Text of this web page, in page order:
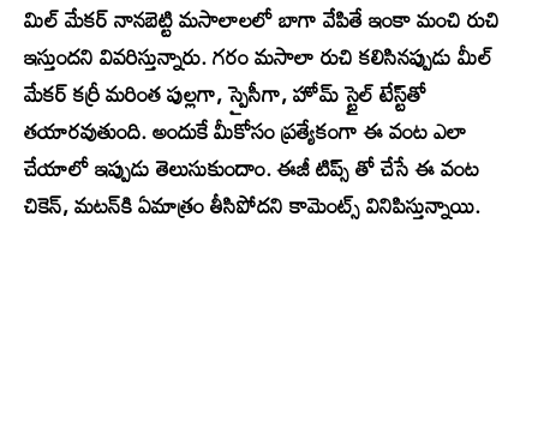
మిల్‌ మేకర్‌ నానబెట్టి మసాలాలలో బాగా వేపితే ఇంకా మంచి రుచి
ఇస్తుందని వివరిస్తున్నారు. గరం మసాలా రుచి కలిసినప్పుడు మీల్‌
మేకర్‌ కర్రీ మరింత పుల్లగా, స్పైసీగా, హోమ్ స్టైల్ టేస్ట్‌తో
తయారవుతుంది. అందుకే మీకోసం ప్రత్యేకంగా ఈ వంట ఎలా
చేయాలో ఇప్పుడు తెలుసుకుందాం. ఈజీ టిప్స్ తో చేసే ఈ వంట
చికెన్, మటన్‌కి ఏమాత్రం తీసిపోదని కామెంట్స్ వినిపిస్తున్నాయి.